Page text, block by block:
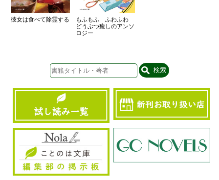
彼女は食べて除霊する
もふもふ ふわふわ
どうぶつ癒しのアンソ
ロジー
検索